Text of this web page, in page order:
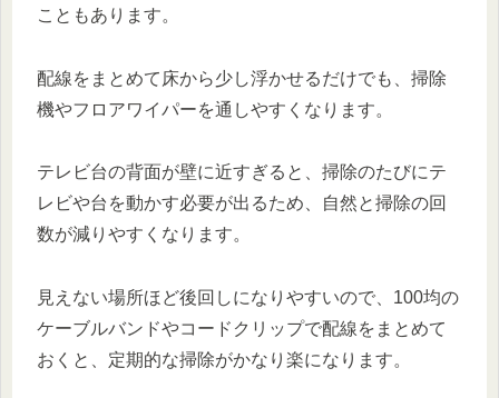
こともあります。
配線をまとめて床から少し浮かせるだけでも、掃除
機やフロアワイパーを通しやすくなります。
テレビ台の背面が壁に近すぎると、掃除のたびにテ
レビや台を動かす必要が出るため、自然と掃除の回
数が減りやすくなります。
見えない場所ほど後回しになりやすいので、100均の
ケーブルバンドやコードクリップで配線をまとめて
おくと、定期的な掃除がかなり楽になります。